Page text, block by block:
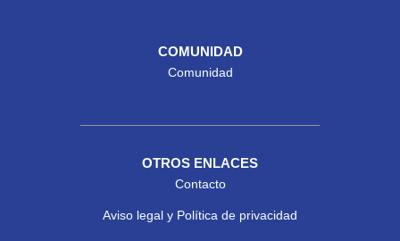
COMUNIDAD
Comunidad
OTROS ENLACES
Contacto
Aviso legal y Política de privacidad